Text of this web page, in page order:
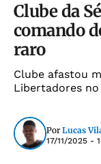
Clube da
comando
raro
Clube afastou
Libertadores
Por Lucas
17/11/2025 -